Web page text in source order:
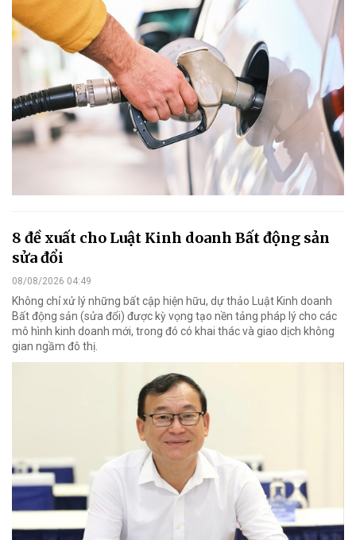
8 đề xuất cho Luật Kinh doanh Bất động sản
sửa đổi
08/08/2026 04:49
Không chỉ xử lý những bất cập hiện hữu, dự thảo Luật Kinh doanh
Bất động sản (sửa đổi) được kỳ vọng tạo nền tảng pháp lý cho các
mô hình kinh doanh mới, trong đó có khai thác và giao dịch không
gian ngầm đô thị.